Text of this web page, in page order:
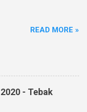
READ MORE »
- Tebak